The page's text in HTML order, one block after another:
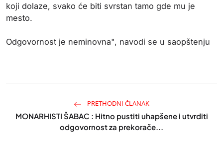
koji dolaze, svako će biti svrstan tamo gde mu je
mesto.
Odgovornost je neminovna", navodi se u saopštenju
PRETHODNI ČLANAK
MONARHISTI ŠABAC : Hitno pustiti uhapšene i utvrditi
odgovornost za prekorače...